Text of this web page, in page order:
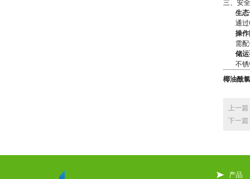
三、安
生
通
操
需
储
不
椰油酰
上一
下一
产品